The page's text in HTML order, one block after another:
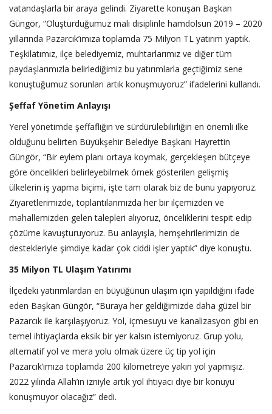
vatandaşlarla bir araya gelindi. Ziyarette konuşan Başkan
Güngör, “Oluşturduğumuz mali disiplinle hamdolsun 2019 – 2020
yıllarında Pazarcık’ımıza toplamda 75 Milyon TL yatırım yaptık.
Teşkilatımız, ilçe belediyemiz, muhtarlarımız ve diğer tüm
paydaşlarımızla belirlediğimiz bu yatırımlarla geçtiğimiz sene
konuştuğumuz sorunları artık konuşmuyoruz” ifadelerini kullandı.
Şeffaf Yönetim Anlayışı
Yerel yönetimde şeffaflığın ve sürdürülebilirliğin en önemli ilke
olduğunu belirten Büyükşehir Belediye Başkanı Hayrettin
Güngör, “Bir eylem planı ortaya koymak, gerçekleşen bütçeye
göre öncelikleri belirleyebilmek örnek gösterilen gelişmiş
ülkelerin iş yapma biçimi, işte tam olarak biz de bunu yapıyoruz.
Ziyaretlerimizde, toplantılarımızda her bir ilçemizden ve
mahallemizden gelen talepleri alıyoruz, önceliklerini tespit edip
çözüme kavuşturuyoruz. Bu anlayışla, hemşehrilerimizin de
destekleriyle şimdiye kadar çok ciddi işler yaptık” diye konuştu.
35 Milyon TL Ulaşım Yatırımı
İlçedeki yatırımlardan en büyüğünün ulaşım için yapıldığını ifade
eden Başkan Güngör, “Buraya her geldiğimizde daha güzel bir
Pazarcık ile karşılaşıyoruz. Yol, içmesuyu ve kanalizasyon gibi en
temel ihtiyaçlarda eksik bir yer kalsın istemiyoruz. Grup yolu,
alternatif yol ve mera yolu olmak üzere üç tip yol için
Pazarcık’ımıza toplamda 200 kilometreye yakın yol yapmışız.
2022 yılında Allah’ın izniyle artık yol ihtiyacı diye bir konuyu
konuşmuyor olacağız” dedi.